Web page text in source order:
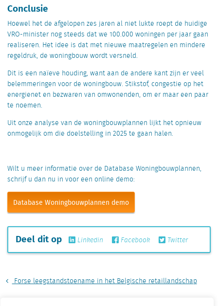
Conclusie
Hoewel het de afgelopen zes jaren al niet lukte roept de huidige
VRO-minister nog steeds dat we 100.000 woningen per jaar gaan
realiseren. Het idee is dat met nieuwe maatregelen en mindere
regeldruk, de woningbouw wordt versneld.
Dit is een naïeve houding, want aan de andere kant zijn er veel
belemmeringen voor de woningbouw. Stikstof, congestie op het
energienet en bezwaren van omwonenden, om er maar een paar
te noemen.
Uit onze analyse van de woningbouwplannen lijkt het opnieuw
onmogelijk om die doelstelling in 2025 te gaan halen.
Wilt u meer informatie over de Database Woningbouwplannen,
schrijf u dan nu in voor een online demo:
Database Woningbouwplannen demo
Deel dit op Linkedin Facebook Twitter
Forse leegstandstoename in het Belgische retaillandschap